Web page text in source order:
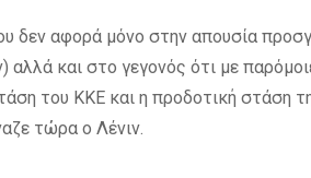
δεν αφορά μόνο στην απουσία
και στο γεγονός ότι με
του ΚΚΕ και η προδοτική στάση
τώρα ο Λένιν.